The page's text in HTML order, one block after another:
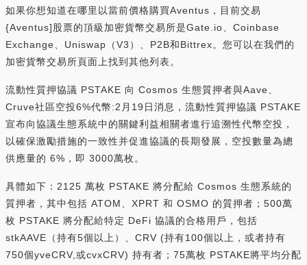
如果你想知道在哪里以當前價格購買Aventus，目前交易
{Aventus]股票的頂級加密貨幣交易所是Gate.io、Coinbase
Exchange、Uniswap（V3）、P2B和Bittrex。您可以在我們的
加密貨幣交易所頁面上找到其他列表。
流動性質押協議 PSTAKE 向 Cosmos 生態質押者與Aave、
Cruve社區空投6%代幣:2月19日消息，流動性質押協議 PSTAKE
宣布向協議生態系統中的關鍵利益相關者進行追溯性代幣空投，
以確保激勵措施的一致性并促進協議的長期發展，空投數量為總
供應量的 6%，即 3000萬枚。
具體如下：2125 萬枚 PSTAKE 將分配給 Cosmos 生態系統的
質押者，其中包括 ATOM、XPRT 和 OSMO 的質押者；500萬
枚 PSTAKE 將分配給特定 DeFi 協議的合格用戶，包括
stkAAVE（持有5個以上）、CRV (持有100個以上，或者持有
750個yveCRV,或cvxCRV) 持有者；75萬枚 PSTAKE將平均分配